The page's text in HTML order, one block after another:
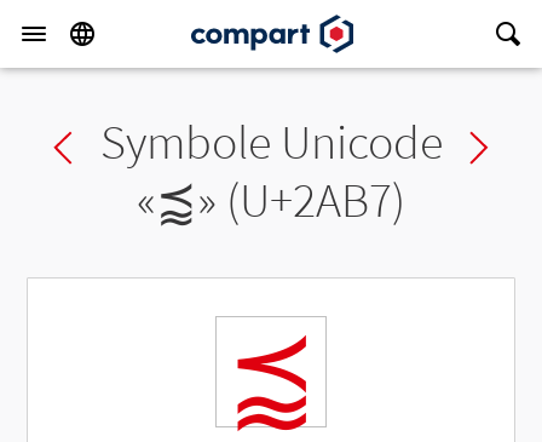
Previous char
Symbole Unicode
«⪷» (U+2AB7)
⪷